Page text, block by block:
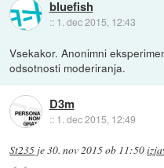
bluefish
:: 1. dec 2015, 12:43
Vsekakor. Anonimni
odsotnosti moderiranja.
D3m
:: 1. dec 2015, 12:49
St235 je30. nov 2015 ob 11:50